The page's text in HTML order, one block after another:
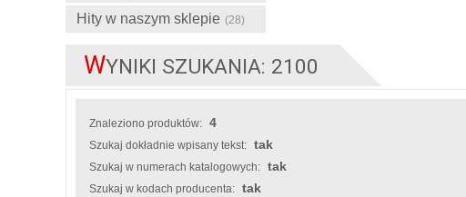
Hity w naszym sklepie (28)
WYNIKI SZUKANIA: 2100
Znaleziono produktów: 4
Szukaj dokładnie wpisany tekst: tak
Szukaj w numerach katalogowych: tak
Szukaj w kodach producenta: tak